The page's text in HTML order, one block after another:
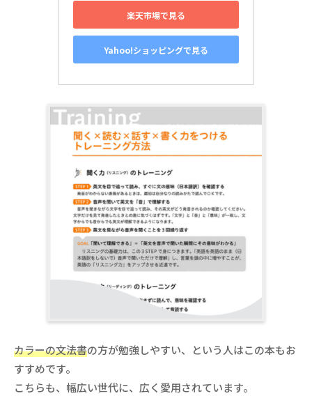
楽天市場で見る
Yahoo!ショッピングで見る
カラーの文法書の方が勉強しやすい、という人はこの本もお
すすめです。
こちらも、幅広い世代に、広く愛用されています。